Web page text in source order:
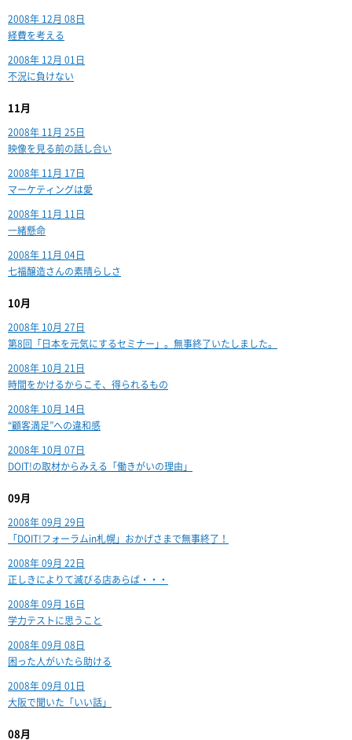
2008年 12月 08日
経費を考える
2008年 12月 01日
不況に負けない
11月
2008年 11月 25日
映像を見る前の話し合い
2008年 11月 17日
マーケティングは愛
2008年 11月 11日
一緒懸命
2008年 11月 04日
七福醸造さんの素晴らしさ
10月
2008年 10月 27日
第8回「日本を元気にするセミナー」。無事終了いたしました。
2008年 10月 21日
時間をかけるからこそ、得られるもの
2008年 10月 14日
“顧客満足”への違和感
2008年 10月 07日
DOIT!の取材からみえる「働きがいの理由」
09月
2008年 09月 29日
「DOIT!フォーラムin札幌」おかげさまで無事終了！
2008年 09月 22日
正しきによりて滅びる店あらば・・・
2008年 09月 16日
学力テストに思うこと
2008年 09月 08日
困った人がいたら助ける
2008年 09月 01日
大阪で聞いた「いい話」
08月